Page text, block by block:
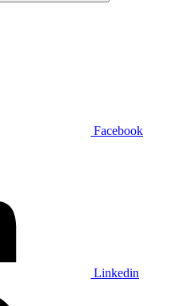
Facebook
Linkedin